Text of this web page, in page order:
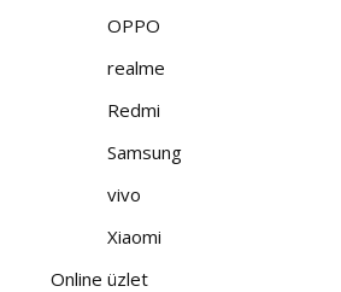
OPPO
realme
Redmi
Samsung
vivo
Xiaomi
Online üzlet